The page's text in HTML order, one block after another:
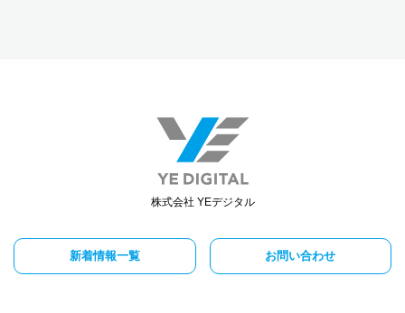
株式会社 YEデジタル
新着情報一覧 お問い合わせ